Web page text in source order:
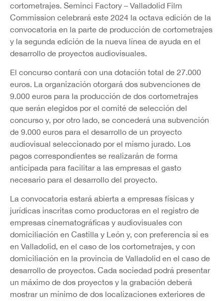
cortometrajes. Seminci Factory – Valladolid Film
Commission celebrará este 2024 la octava edición de la
convocatoria en la parte de producción de cortometrajes
y la segunda edición de la nueva línea de ayuda en el
desarrollo de proyectos audiovisuales.
El concurso contará con una dotación total de 27.000
euros. La organización otorgará dos subvenciones de
9.000 euros para la producción de dos cortometrajes
que serán elegidos por el comité de selección del
concurso y, por otro lado, se concederá una subvención
de 9.000 euros para el desarrollo de un proyecto
audiovisual seleccionado por el mismo jurado. Los
pagos correspondientes se realizarán de forma
anticipada para facilitar a las empresas el gasto
necesario para el desarrollo del proyecto.
La convocatoria estará abierta a empresas físicas y
jurídicas inscritas como productoras en el registro de
empresas cinematográficas y audiovisuales con
domiciliación en Castilla y León y, con preferencia si es
en Valladolid, en el caso de los cortometrajes, y con
domiciliación en la provincia de Valladolid en el caso de
desarrollo de proyectos. Cada sociedad podrá presentar
un máximo de dos proyectos y la grabación deberá
mostrar un mínimo de dos localizaciones exteriores de